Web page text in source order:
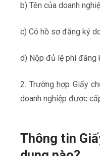
b) Tên của doanh
c) Có hồ sơ đăng ký
d) Nộp đủ lệ phí đăng
2. Trường hợp Giấy
doanh nghiệp được
Thông tin